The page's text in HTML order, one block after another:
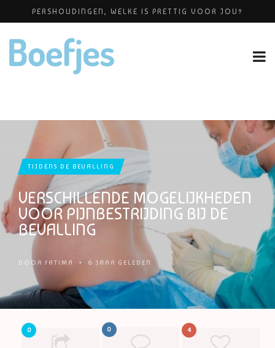
PERSHOUDINGEN, WELKE IS PRETTIG VOOR JOU?
BABYBLOEI
TIJDENS DE BEVALLING
VERSCHILLENDE MOGELIJKHEDEN
VOOR PIJNBESTRIJDING BIJ DE
BEVALLING
DOOR FATIMA • 6 JAAR GELEDEN
0 0 4